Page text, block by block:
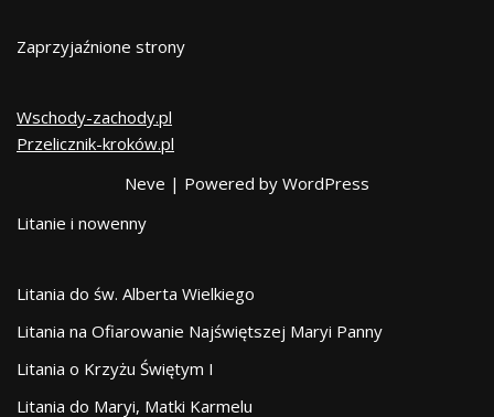
Zaprzyjaźnione strony
Wschody-zachody.pl
Przelicznik-kroków.pl
Neve | Powered by WordPress
Litanie i nowenny
Litania do św. Alberta Wielkiego
Litania na Ofiarowanie Najświętszej Maryi Panny
Litania o Krzyżu Świętym I
Litania do Maryi, Matki Karmelu